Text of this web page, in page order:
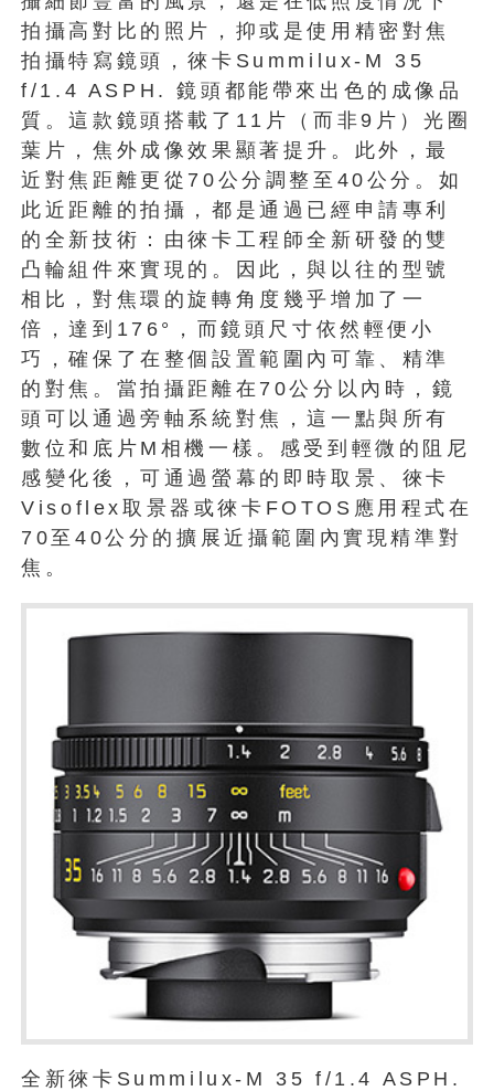
拍攝高對比的照片，抑或是使用精密對焦
拍攝特寫鏡頭，徠卡Summilux-M 35
f/1.4 ASPH. 鏡頭都能帶來出色的成像品
質。這款鏡頭搭載了11片（而非9片）光圈
葉片，焦外成像效果顯著提升。此外，最
近對焦距離更從70公分調整至40公分。如
此近距離的拍攝，都是通過已經申請專利
的全新技術：由徠卡工程師全新研發的雙
凸輪組件來實現的。因此，與以往的型號
相比，對焦環的旋轉角度幾乎增加了一
倍，達到176°，而鏡頭尺寸依然輕便小
巧，確保了在整個設置範圍內可靠、精準
的對焦。當拍攝距離在70公分以內時，鏡
頭可以通過旁軸系統對焦，這一點與所有
數位和底片M相機一樣。感受到輕微的阻尼
感變化後，可通過螢幕的即時取景、徠卡
Visoflex取景器或徠卡FOTOS應用程式在
70至40公分的擴展近攝範圍內實現精準對
焦。
全新徠卡Summilux-M 35 f/1.4 ASPH.